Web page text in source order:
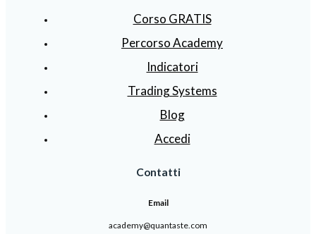
Corso GRATIS
Percorso Academy
Indicatori
Trading Systems
Blog
Accedi
Contatti
Email
academy@quantaste.com